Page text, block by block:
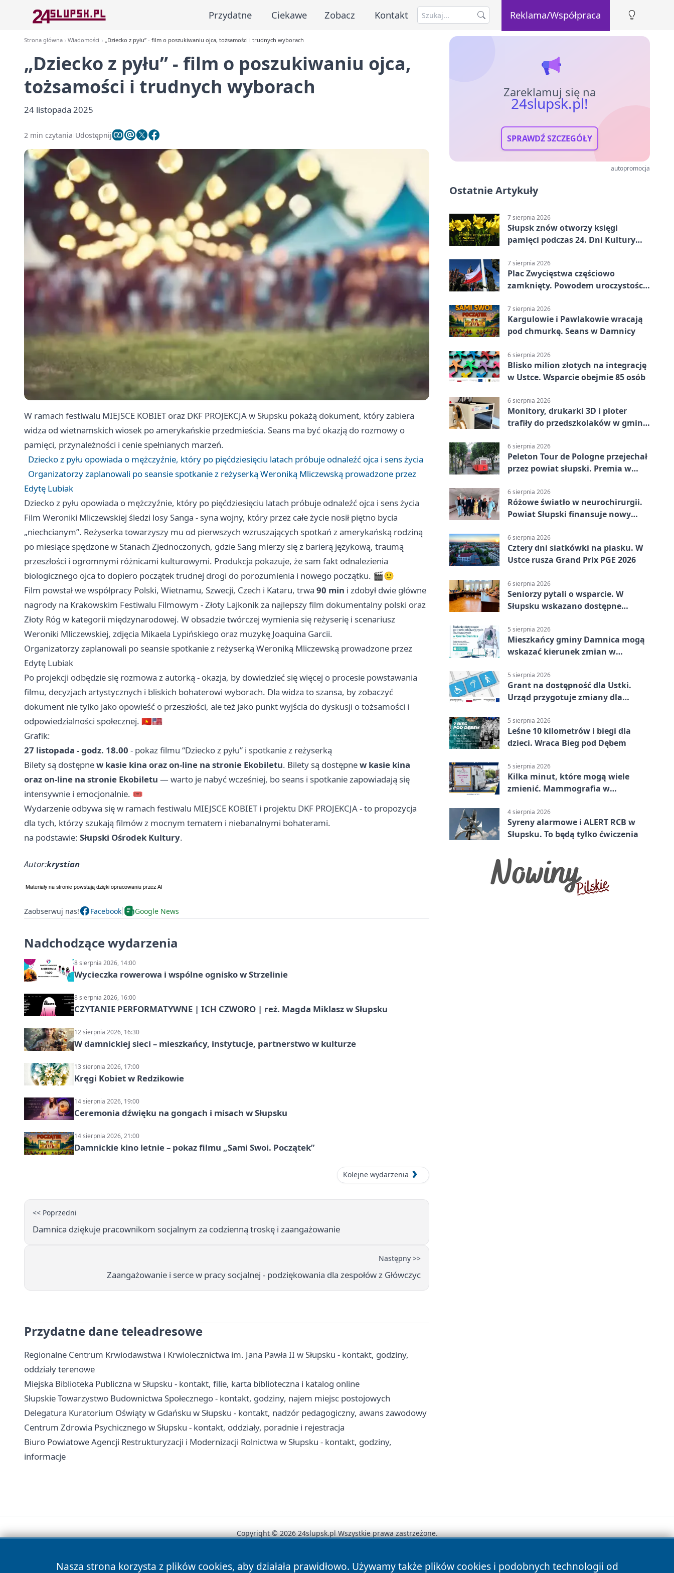
Przydatne Ciekawe Zobacz Kontakt Reklama/Współpraca
Strona główna Wiadomości „Dziecko z pyłu” - film o poszukiwaniu ojca, tożsamości i trudnych wyborach
„Dziecko z pyłu” - film o poszukiwaniu ojca,
tożsamości i trudnych wyborach
24 listopada 2025
2 min czytania Udostępnij
W ramach festiwalu MIEJSCE KOBIET oraz DKF PROJEKCJA w Słupsku pokażą dokument, który zabiera
widza od wietnamskich wiosek po amerykańskie przedmieścia. Seans ma być okazją do rozmowy o
pamięci, przynależności i cenie spełnianych marzeń.
Dziecko z pyłu opowiada o mężczyźnie, który po pięćdziesięciu latach próbuje odnaleźć ojca i sens życia
Organizatorzy zaplanowali po seansie spotkanie z reżyserką Weroniką Mliczewską prowadzone przez
Edytę Lubiak
Dziecko z pyłu opowiada o mężczyźnie, który po pięćdziesięciu latach próbuje odnaleźć ojca i sens życia
Film Weroniki Mliczewskiej śledzi losy Sanga - syna wojny, który przez całe życie nosił piętno bycia
„niechcianym”. Reżyserka towarzyszy mu od pierwszych wzruszających spotkań z amerykańską rodziną
po miesiące spędzone w Stanach Zjednoczonych, gdzie Sang mierzy się z barierą językową, traumą
przeszłości i ogromnymi różnicami kulturowymi. Produkcja pokazuje, że sam fakt odnalezienia
biologicznego ojca to dopiero początek trudnej drogi do porozumienia i nowego początku. 🎬🙂
Film powstał we współpracy Polski, Wietnamu, Szwecji, Czech i Kataru, trwa 90 min i zdobył dwie główne
nagrody na Krakowskim Festiwalu Filmowym - Złoty Lajkonik za najlepszy film dokumentalny polski oraz
Złoty Róg w kategorii międzynarodowej. W obsadzie twórczej wymienia się reżyserię i scenariusz
Weroniki Mliczewskiej, zdjęcia Mikaela Lypińskiego oraz muzykę Joaquina Garcii.
Organizatorzy zaplanowali po seansie spotkanie z reżyserką Weroniką Mliczewską prowadzone przez
Edytę Lubiak
Po projekcji odbędzie się rozmowa z autorką - okazja, by dowiedzieć się więcej o procesie powstawania
filmu, decyzjach artystycznych i bliskich bohaterowi wyborach. Dla widza to szansa, by zobaczyć
dokument nie tylko jako opowieść o przeszłości, ale też jako punkt wyjścia do dyskusji o tożsamości i
odpowiedzialności społecznej. 🇻🇳🇺🇸
Grafik:
27 listopada - godz. 18.00 - pokaz filmu “Dziecko z pyłu” i spotkanie z reżyserką
Bilety są dostępnew kasie kina oraz on-line na stronie Ekobiletu. Bilety są dostępnew kasie kina
oraz on-line na stronie Ekobiletu — warto je nabyć wcześniej, bo seans i spotkanie zapowiadają się
intensywnie i emocjonalnie. 🎟️
Wydarzenie odbywa się w ramach festiwalu MIEJSCE KOBIET i projektu DKF PROJEKCJA - to propozycja
dla tych, którzy szukają filmów z mocnym tematem i niebanalnymi bohaterami.
na podstawie: Słupski Ośrodek Kultury.
Autor:krystian
Zaobserwuj nas! Facebook Google News
Nadchodzące wydarzenia
8 sierpnia 2026, 14:00
Wycieczka rowerowa i wspólne ognisko w Strzelinie
8 sierpnia 2026, 16:00
CZYTANIE PERFORMATYWNE | ICH CZWORO | reż. Magda Miklasz w Słupsku
12 sierpnia 2026, 16:30
W damnickiej sieci – mieszkańcy, instytucje, partnerstwo w kulturze
13 sierpnia 2026, 17:00
Kręgi Kobiet w Redzikowie
14 sierpnia 2026, 19:00
Ceremonia dźwięku na gongach i misach w Słupsku
14 sierpnia 2026, 21:00
Damnickie kino letnie – pokaz filmu „Sami Swoi. Początek”
Kolejne wydarzenia
<< Poprzedni
Damnica dziękuje pracownikom socjalnym za codzienną troskę i zaangażowanie
Następny >>
Zaangażowanie i serce w pracy socjalnej - podziękowania dla zespołów z Główczyc
Przydatne dane teleadresowe
Regionalne Centrum Krwiodawstwa i Krwiolecznictwa im. Jana Pawła II w Słupsku - kontakt, godziny,
oddziały terenowe
Miejska Biblioteka Publiczna w Słupsku - kontakt, filie, karta biblioteczna i katalog online
Słupskie Towarzystwo Budownictwa Społecznego - kontakt, godziny, najem miejsc postojowych
Delegatura Kuratorium Oświąty w Gdańsku w Słupsku - kontakt, nadzór pedagogiczny, awans zawodowy
Centrum Zdrowia Psychicznego w Słupsku - kontakt, oddziały, poradnie i rejestracja
Biuro Powiatowe Agencji Restrukturyzacji i Modernizacji Rolnictwa w Słupsku - kontakt, godziny,
informacje
Zareklamuj się na
24slupsk.pl!
SPRAWDŹ SZCZEGÓŁY
autopromocja
Ostatnie Artykuły
7 sierpnia 2026
Słupsk znów otworzy księgi
pamięci podczas 24. Dni Kultury
7 sierpnia 2026
Plac Zwycięstwa częściowo
zamknięty. Powodem uroczystości
7 sierpnia 2026
Kargulowie i Pawlakowie wracają
pod chmurkę. Seans w Damnicy
6 sierpnia 2026
Blisko milion złotych na integrację
w Ustce. Wsparcie obejmie 85 osób
6 sierpnia 2026
Monitory, drukarki 3D i ploter
trafiły do przedszkolaków w gminie
6 sierpnia 2026
Peleton Tour de Pologne przejechał
przez powiat słupski. Premia w
6 sierpnia 2026
Różowe światło w neurochirurgii.
Powiat Słupski finansuje nowy
6 sierpnia 2026
Cztery dni siatkówki na piasku. W
Ustce rusza Grand Prix PGE 2026
6 sierpnia 2026
Seniorzy pytali o wsparcie. W
Słupsku wskazano dostępne
5 sierpnia 2026
Mieszkańcy gminy Damnica mogą
wskazać kierunek zmian w
5 sierpnia 2026
Grant na dostępność dla Ustki.
Urząd przygotuje zmiany dla
5 sierpnia 2026
Leśne 10 kilometrów i biegi dla
dzieci. Wraca Bieg pod Dębem
5 sierpnia 2026
Kilka minut, które mogą wiele
zmienić. Mammografia w
4 sierpnia 2026
Syreny alarmowe i ALERT RCB w
Słupsku. To będą tylko ćwiczenia
Nasza strona korzysta z plików cookies, aby działała prawidłowo. Używamy także plików cookies i podobnych technologii od
Copyright © 2026 24slupsk.pl Wszystkie prawa zastrzeżone.
News Autorzy Polityka Prywatności Polityka Cookies